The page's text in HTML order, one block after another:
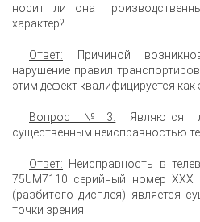
носит ли она
характер?
Ответ: Причиной
нарушение правил
этим дефект квалифицируется как
Вопрос №3: Являются
существенным неисправностью
Ответ: Неисправность в
75UM7110 серийный номер
(разбитого дисплея) является
точки зрения.